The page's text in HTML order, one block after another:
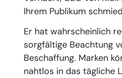
Ihrem Publikum
Er hat wahrscheinlich
sorgfältige Beachtung
Beschaffung. Marken
nahtlos in das tägliche